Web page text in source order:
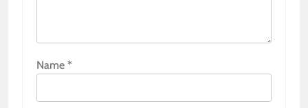
Name *